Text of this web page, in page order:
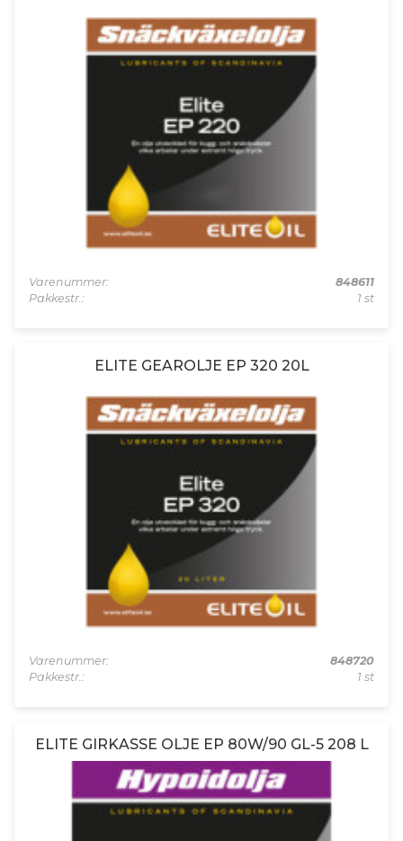
Varenummer:
848611
Pakkestr.:
1 st
ELITE GEAROLJE EP 320 20L
Varenummer:
848720
Pakkestr.:
1 st
ELITE GIRKASSE OLJE EP 80W/90 GL-5 208 L